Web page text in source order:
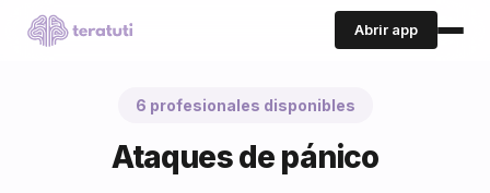
Abrir app
6 profesionales disponibles
Ataques de pánico